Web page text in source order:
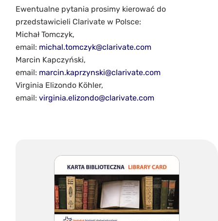
Ewentualne pytania prosimy kierować do
przedstawicieli Clarivate w Polsce:
Michał Tomczyk,
email: michal.tomczyk@clarivate.com
Marcin Kapczyński,
email: marcin.kaprzynski@clarivate.com
Virginia Elizondo Köhler,
email: virginia.elizondo@clarivate.com